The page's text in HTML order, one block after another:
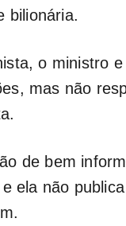
bilionária.
o ministro
mas não
de bem
ela não